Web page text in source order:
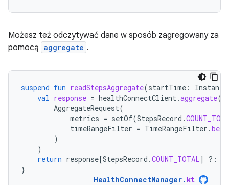
Możesz też odczytywać dane w sposób zagregowany za
pomocą aggregate .
suspend fun readStepsAggregate(startTime : Instant
val response = healthConnectClient.aggregate(
AggregateRequest(
metrics = setOf(StepsRecord .
timeRangeFilter = TimeRangeFilter .
)
)
return response[StepsRecord .COUNT_TOTAL] ?:
}
HealthConnectManager. kt